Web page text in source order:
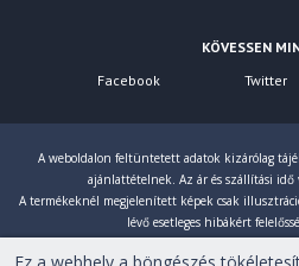
KÖVESSEN
Facebook
Twitter
A weboldalon feltüntetett adatok kizárólag
ajánlattételnek. Az ár és szállítási
A termékeknél megjelenített képek csak
lévő esetleges hibákért